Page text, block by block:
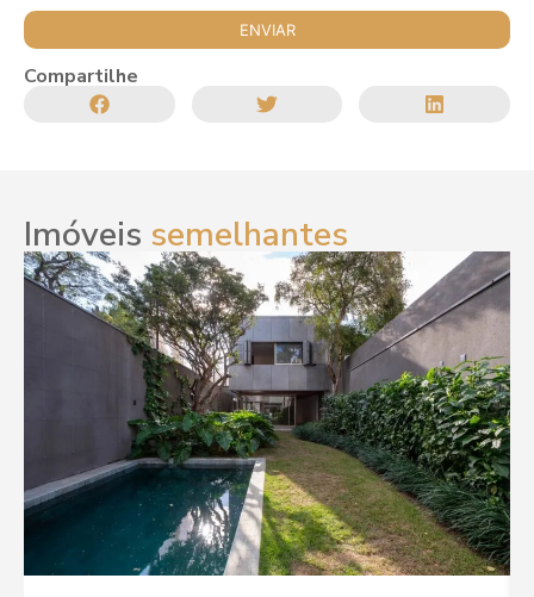
Compartilhe
Imóveis semelhantes